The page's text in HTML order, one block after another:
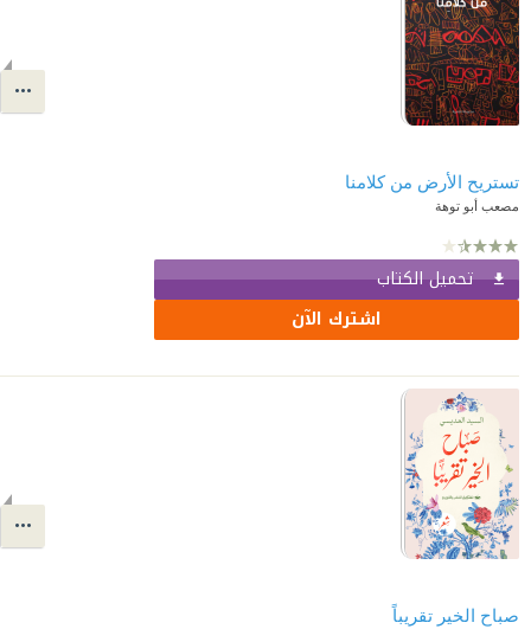
تستريح الأرض من كلامنا
مصعب أبو توهة
تحميل الكتاب
اشترك الآن
صباح الخير تقريباً